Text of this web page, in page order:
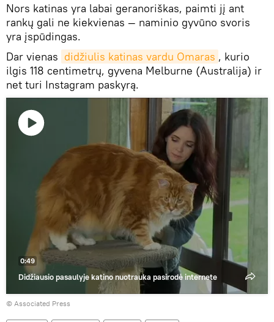
Nors katinas yra labai geranoriškas, paimti jį ant
rankų gali ne kiekvienas — naminio gyvūno svoris
yra įspūdingas.
Dar vienas didžiulis katinas vardu Omaras , kurio
ilgis 118 centimetrų, gyvena Melburne (Australija) ir
net turi Instagram paskyrą.
Didžiausio pasaulyje katino nuotrauka pasirodė internete
0:49
© Associated Press